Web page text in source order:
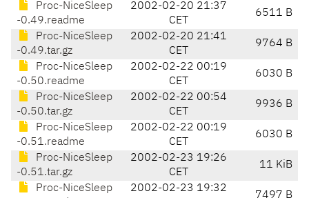
Proc-NiceSleep
-0.49.readme
2002-02-20 21:37
CET
6511 B
Proc-NiceSleep
-0.49.tar.gz
2002-02-20 21:41
CET
9764 B
Proc-NiceSleep
-0.50.readme
2002-02-22 00:19
CET
6030 B
Proc-NiceSleep
-0.50.tar.gz
2002-02-22 00:54
CET
9936 B
Proc-NiceSleep
-0.51.readme
2002-02-22 00:19
CET
6030 B
Proc-NiceSleep
-0.51.tar.gz
2002-02-23 19:26
CET
11 KiB
Proc-NiceSleep
2002-02-23 19:32
7497 B